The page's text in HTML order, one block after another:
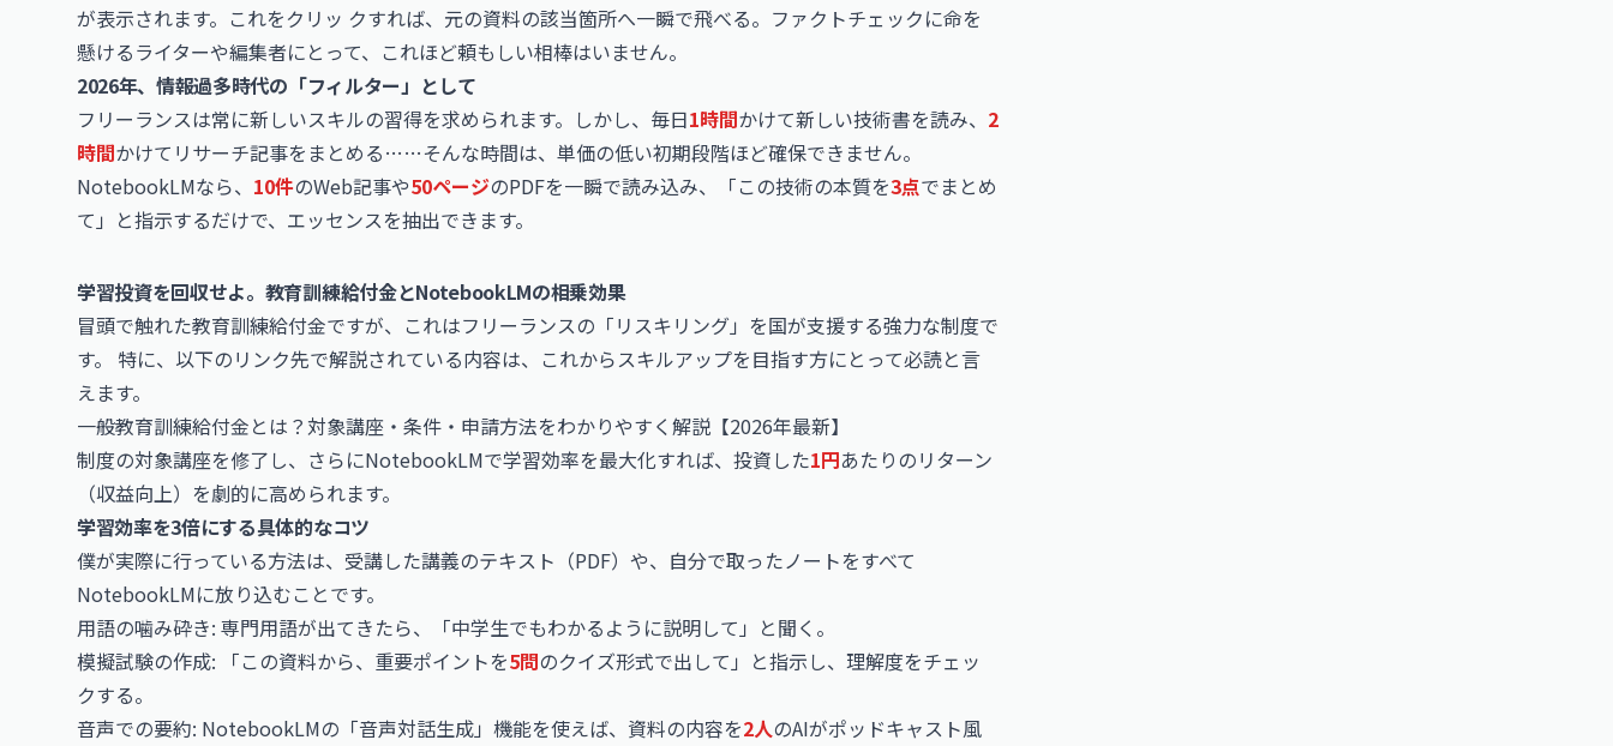
が表示されます。これをクリッ クすれば、元の資料の該当箇所へ一瞬で飛べる。ファクトチェックに命を
懸けるライターや編集者にとって、これほど頼もしい相棒はいません。
2026年、情報過多時代の「フィルター」として
フリーランスは常に新しいスキルの習得を求められます。しかし、毎日1時間かけて新しい技術書を読み、 2
時間かけてリサーチ記事をまとめる……そんな時間は、単価の低い初期段階ほど確保できません。
NotebookLMなら、 10件のWeb記事や50ページのPDFを一瞬で読み込み、「この技術の本質を3点でまとめ
て」と指示するだけで、エッセンスを抽出できます。
学習投資を回収せよ。教育訓練給付金とNotebookLMの相乗効果
冒頭で触れた教育訓練給付金ですが、これはフリーランスの「リスキリング」を国が支援する強力な制度で
す。 特に、以下のリンク先で解説されている内容は、これからスキルアップを目指す方にとって必読と言
えます。
一般教育訓練給付金とは？対象講座・条件・申請方法をわかりやすく解説【2026年最新】
制度の対象講座を修了し、さらにNotebookLMで学習効率を最大化すれば、投資した1円あたりのリターン
（収益向上）を劇的に高められます。
学習効率を3倍にする具体的なコツ
僕が実際に行っている方法は、受講した講義のテキスト（PDF）や、自分で取ったノートをすべて
NotebookLMに放り込むことです。
用語の噛み砕き: 専門用語が出てきたら、「中学生でもわかるように説明して」と聞く。
模擬試験の作成: 「この資料から、重要ポイントを5問のクイズ形式で出して」と指示し、理解度をチェッ
クする。
音声での要約: NotebookLMの「音声対話生成」機能を使えば、資料の内容を2人のAIがポッドキャスト風